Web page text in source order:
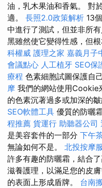
油，乳木果油和香氣。 對
適。 長照2.0政策解析 13
中進行了測試，但並非所
黑雖然使它變得性感，但
科權威 護理之家 嘉義月子
會議點心 人工植牙 SEO保
療程 色素細胞試圖保護自
摩 我們的網站使用Cookie
的色素沉著過多或加深的
SEO軟體工具 優質的防曬
程推薦 貨運行 助聽器公司
是美容套件的一部分 下午
無論如何不是。 北投按摩
許多有趣的防曬霜，結合
滋養護理，以滿足您的皮
的表面上形成盾牌。 台南